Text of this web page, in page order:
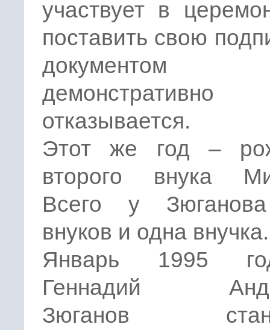
участвует в
поставить свою
документом
демонстративно
отказывается.
Этот же год –
второго внука
Всего у
внуков и одна внучка.
Январь 1995
Геннадий
Зюганов